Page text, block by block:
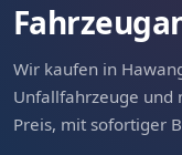
Wir kaufen in
Unfallfahrzeuge
Preis, mit sofortiger